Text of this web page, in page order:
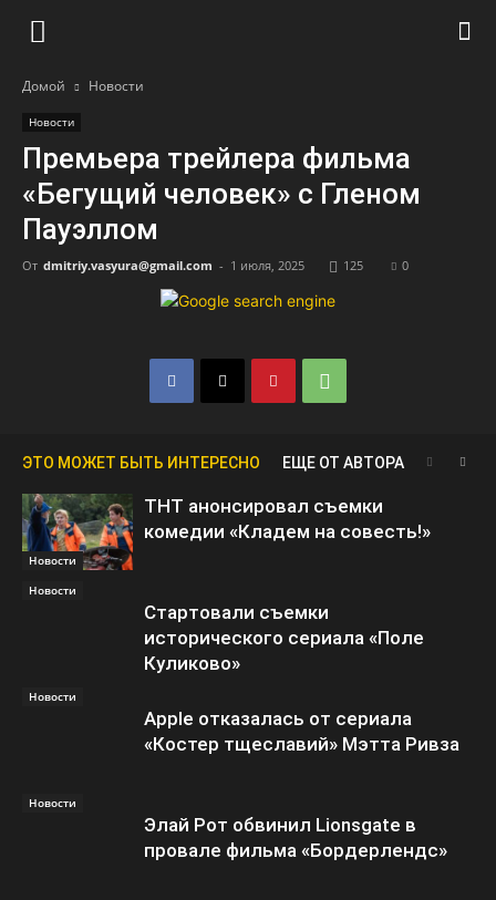
Домой Новости
Новости
Премьера трейлера фильма
«Бегущий человек» с Гленом
Пауэллом
От dmitriy.vasyura@gmail.com - 1 июля, 2025 125 0
ЭТО МОЖЕТ БЫТЬ ИНТЕРЕСНО ЕЩЕ ОТ АВТОРА
Новости
ТНТ анонсировал съемки
комедии «Кладем на совесть!»
Новости
Стартовали съемки
исторического сериала «Поле
Куликово»
Новости
Apple отказалась от сериала
«Костер тщеславий» Мэтта Ривза
Новости
Элай Рот обвинил Lionsgate в
провале фильма «Бордерлендс»